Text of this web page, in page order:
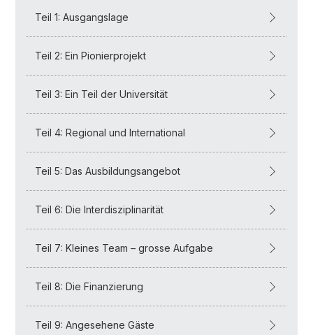
Teil 1: Ausgangslage
Teil 2: Ein Pionierprojekt
Teil 3: Ein Teil der Universität
Teil 4: Regional und International
Teil 5: Das Ausbildungsangebot
Teil 6: Die Interdisziplinarität
Teil 7: Kleines Team – grosse Aufgabe
Teil 8: Die Finanzierung
Teil 9: Angesehene Gäste